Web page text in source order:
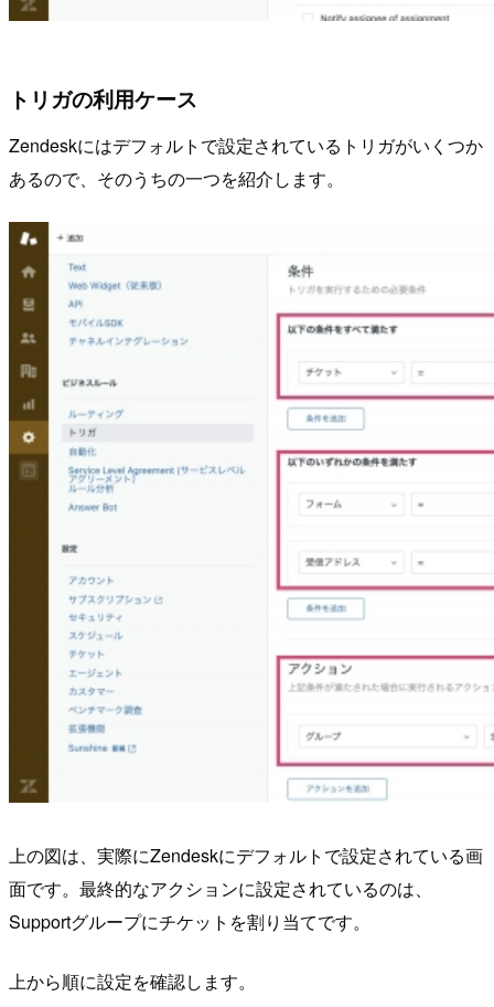
トリガの利用ケース
Zendeskにはデフォルトで設定されているトリガがいくつか
あるので、そのうちの一つを紹介します。
上の図は、実際にZendeskにデフォルトで設定されている画
面です。最終的なアクションに設定されているのは、
Supportグループにチケットを割り当てです。
上から順に設定を確認します。